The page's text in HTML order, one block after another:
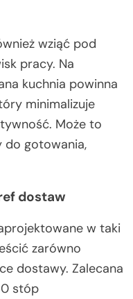
wziąć pod
pracy. Na
kuchnia powinna
minimalizuje
Może to
do gotowania,
dostaw
w taki
zarówno
dostawy. Zalecana
stóp